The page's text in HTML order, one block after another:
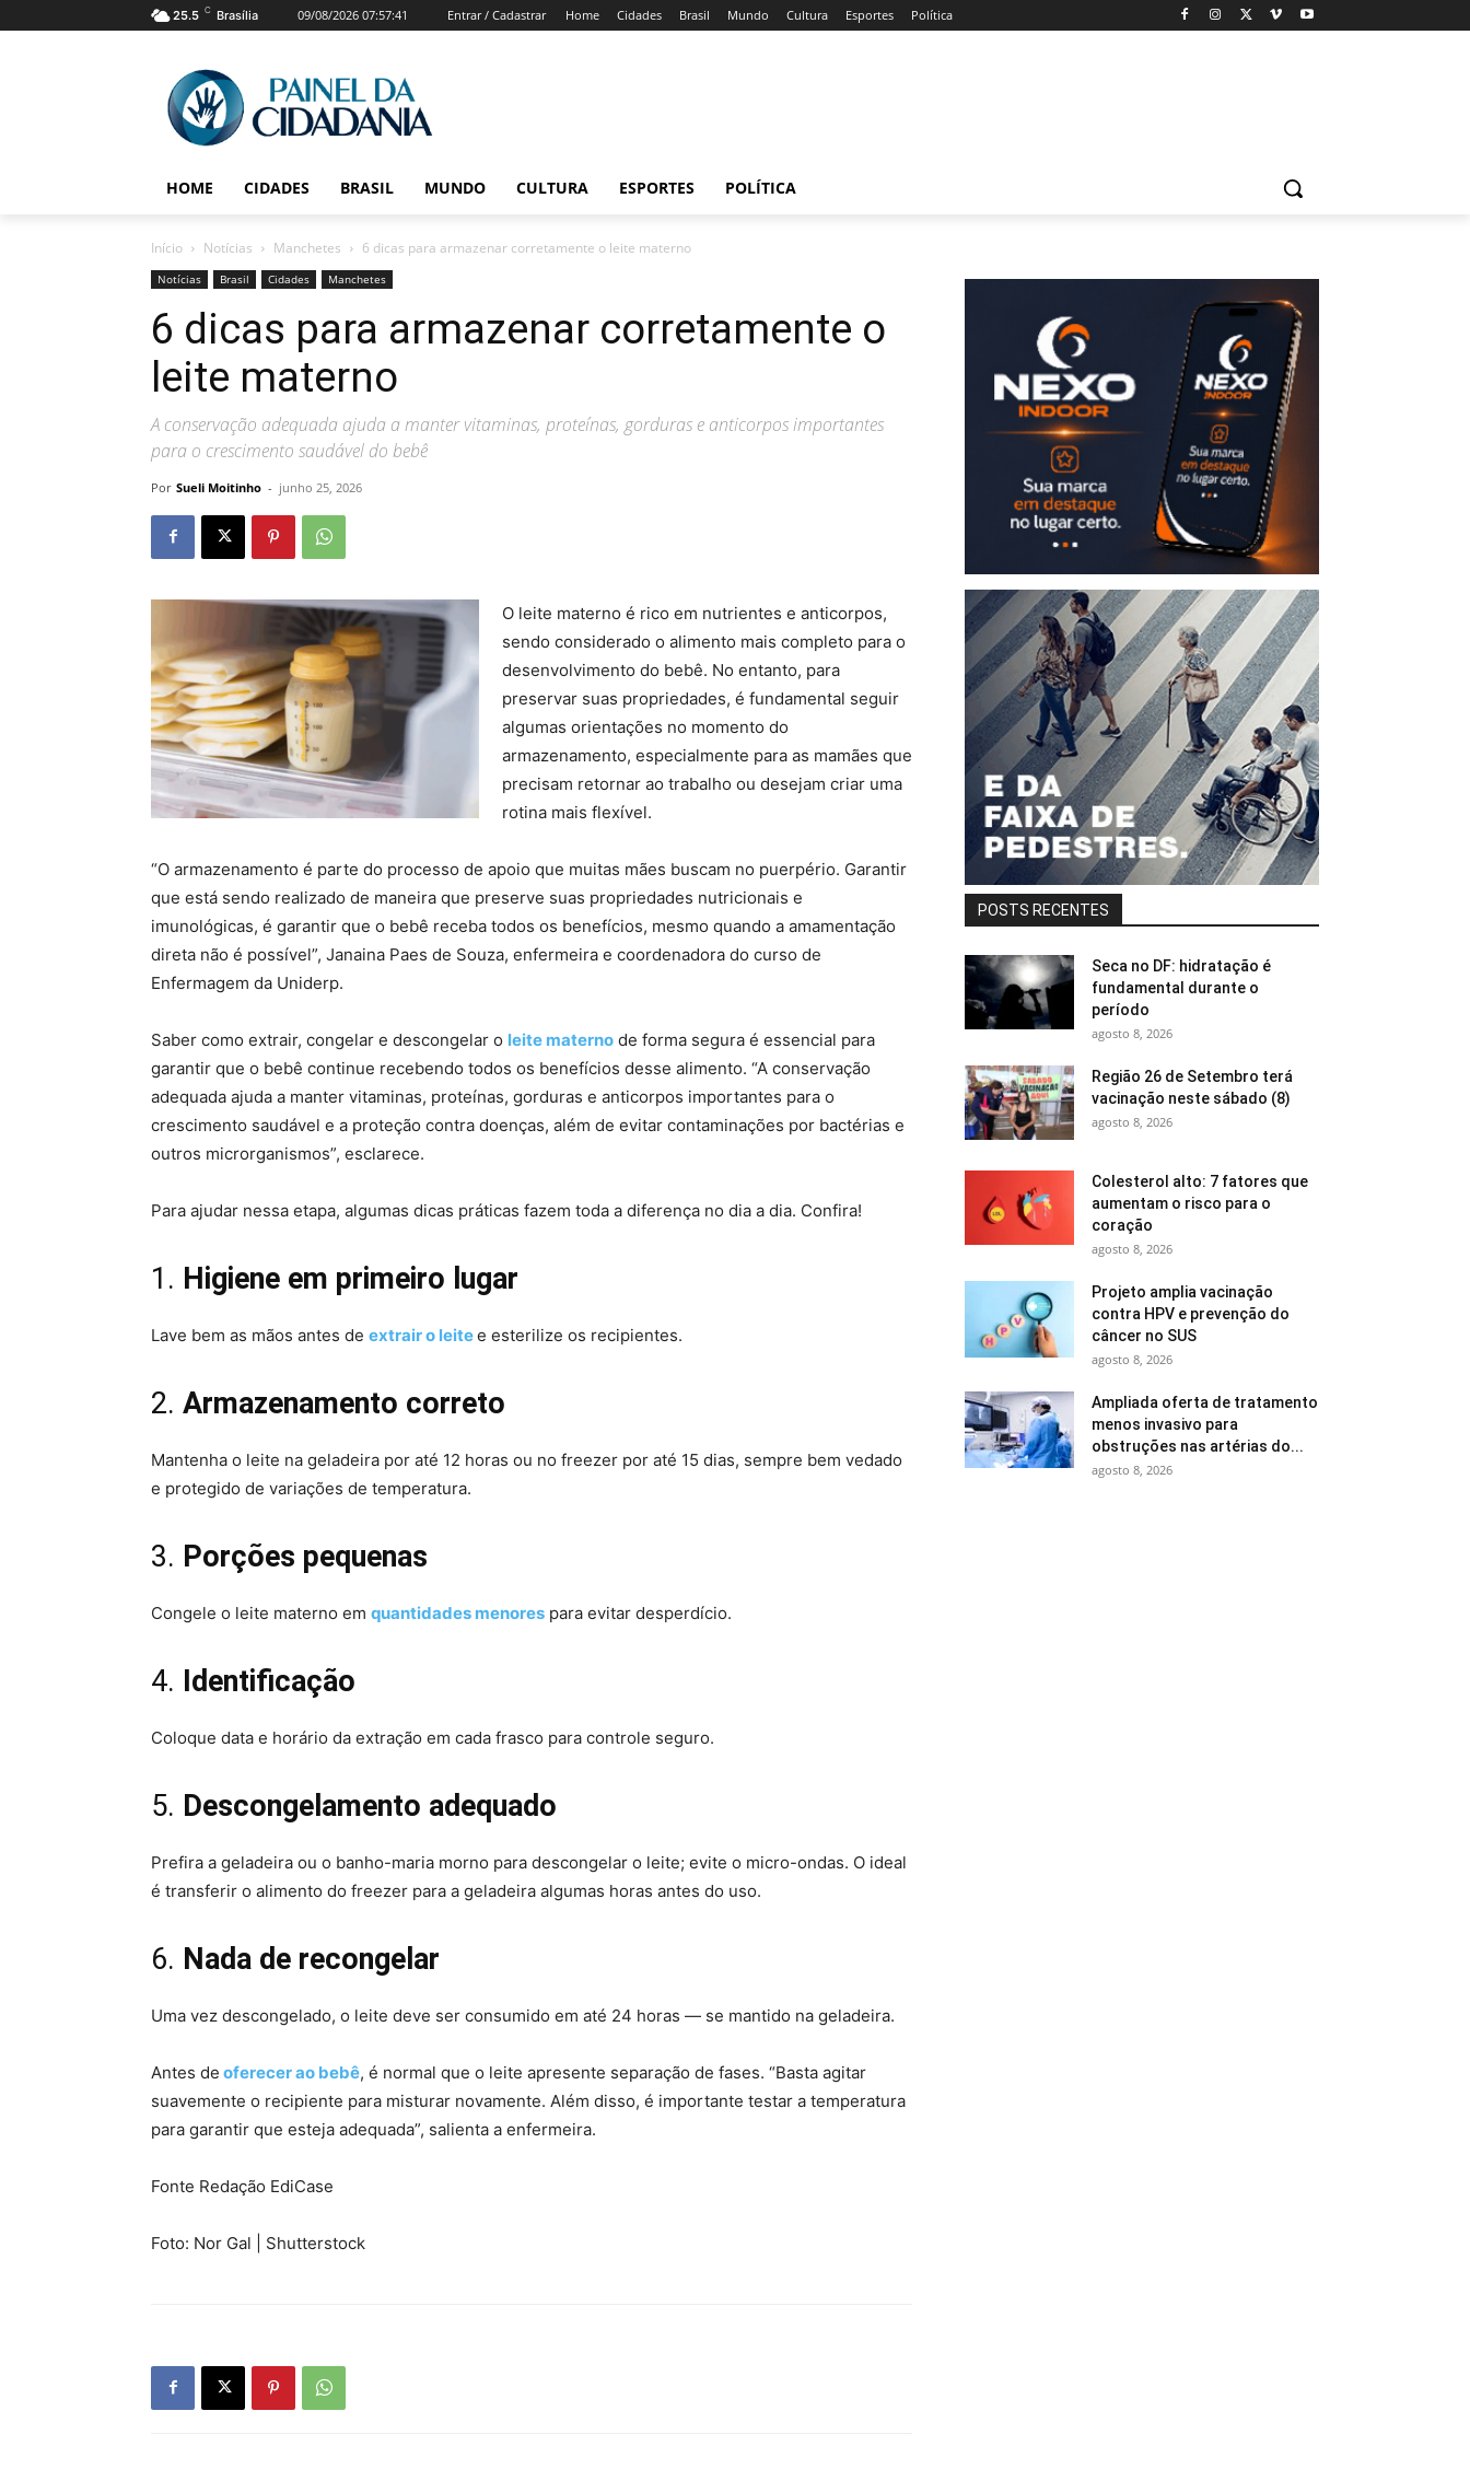
25.5 C Brasília 09/08/2026 07:57:41 Entrar / Cadastrar Home Cidades Brasil Mundo Cultura Esportes Política
HOME CIDADES BRASIL MUNDO CULTURA ESPORTES POLÍTICA
Início Notícias Manchetes 6 dicas para armazenar corretamente o leite materno
Notícias Brasil Cidades Manchetes
6 dicas para armazenar corretamente o
leite materno
A conservação adequada ajuda a manter vitaminas, proteínas, gorduras e anticorpos importantes
para o crescimento saudável do bebê
Por Sueli Moitinho - junho 25, 2026
O leite materno é rico em nutrientes e anticorpos,
sendo considerado o alimento mais completo para o
desenvolvimento do bebê. No entanto, para
preservar suas propriedades, é fundamental seguir
algumas orientações no momento do
armazenamento, especialmente para as mamães que
precisam retornar ao trabalho ou desejam criar uma
rotina mais flexível.
“O armazenamento é parte do processo de apoio que muitas mães buscam no puerpério. Garantir
que está sendo realizado de maneira que preserve suas propriedades nutricionais e
imunológicas, é garantir que o bebê receba todos os benefícios, mesmo quando a amamentação
direta não é possível”, Janaina Paes de Souza, enfermeira e coordenadora do curso de
Enfermagem da Uniderp.
Saber como extrair, congelar e descongelar o leite materno de forma segura é essencial para
garantir que o bebê continue recebendo todos os benefícios desse alimento. “A conservação
adequada ajuda a manter vitaminas, proteínas, gorduras e anticorpos importantes para o
crescimento saudável e a proteção contra doenças, além de evitar contaminações por bactérias e
outros microrganismos”, esclarece.
Para ajudar nessa etapa, algumas dicas práticas fazem toda a diferença no dia a dia. Confira!
1. Higiene em primeiro lugar
Lave bem as mãos antes de extrair o leitee esterilize os recipientes.
2. Armazenamento correto
Mantenha o leite na geladeira por até 12 horas ou no freezer por até 15 dias, sempre bem vedado
e protegido de variações de temperatura.
3. Porções pequenas
Congele o leite materno em quantidades menores para evitar desperdício.
4. Identificação
Coloque data e horário da extração em cada frasco para controle seguro.
5. Descongelamento adequado
Prefira a geladeira ou o banho-maria morno para descongelar o leite; evite o micro-ondas. O ideal
é transferir o alimento do freezer para a geladeira algumas horas antes do uso.
6. Nada de recongelar
Uma vez descongelado, o leite deve ser consumido em até 24 horas — se mantido na geladeira.
Antes de oferecer ao bebê, é normal que o leite apresente separação de fases. “Basta agitar
suavemente o recipiente para misturar novamente. Além disso, é importante testar a temperatura
para garantir que esteja adequada”, salienta a enfermeira.
Fonte Redação EdiCase
Foto: Nor Gal | Shutterstock
POSTS RECENTES
Seca no DF: hidratação é
fundamental durante o
período
agosto 8, 2026
Região 26 de Setembro terá
vacinação neste sábado (8)
agosto 8, 2026
Colesterol alto: 7 fatores que
aumentam o risco para o
coração
agosto 8, 2026
Projeto amplia vacinação
contra HPV e prevenção do
câncer no SUS
agosto 8, 2026
Ampliada oferta de tratamento
menos invasivo para
obstruções nas artérias do...
agosto 8, 2026